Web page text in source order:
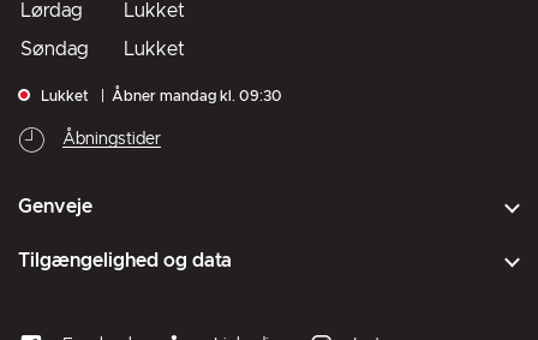
Lørdag
Lukket
Søndag
Lukket
Lukket Åbner mandag kl. 09:30
Åbningstider
Genveje
Tilgængelighed og data